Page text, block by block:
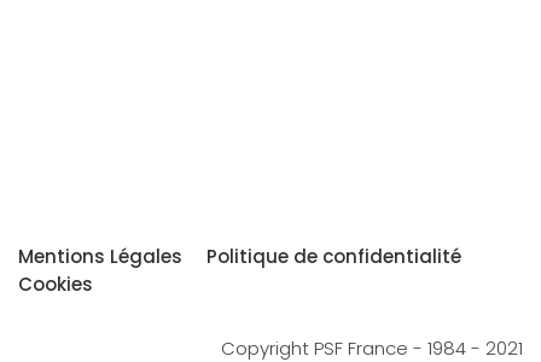
Mentions Légales
Politique de confidentialité
Cookies
Copyright PSF France - 1984 - 2021